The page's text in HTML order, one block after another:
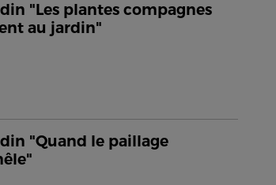
"Les plantes compagnes
au jardin"
"Quand le paillage